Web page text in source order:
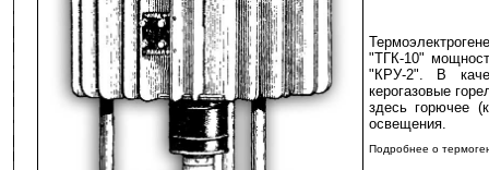
"ТГК-10"
"КРУ-2". В
керогазовые
здесь горючее
освещения.
Подробнее о